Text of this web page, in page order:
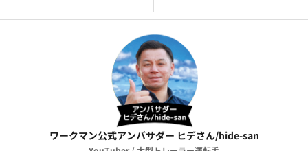
ワークマン公式アンバサダー ヒデさん/hide-san